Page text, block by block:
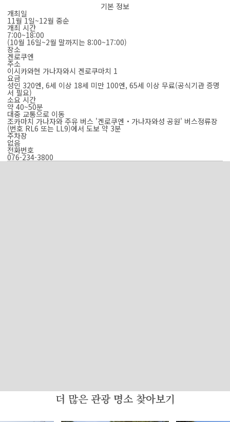
기본 정보
개최일
11월 1일~12월 중순
개최 시간
7:00~18:00
(10월 16일~2월 말까지는 8:00~17:00)
장소
겐로쿠엔
주소
이시카와현 가나자와시 겐로쿠마치 1
요금
성인 320엔, 6세 이상 18세 미만 100엔, 65세 이상 무료(공식기관 증명
서 필요)
소요 시간
약 40~50분
대중 교통으로 이동
조카마치 가나자와 주유 버스 '겐로쿠엔・가나자와성 공원' 버스정류장
(번호 RL6 또는 LL9)에서 도보 약 3분
주차장
없음
전화번호
076-234-3800
더 많은 관광 명소 찾아보기